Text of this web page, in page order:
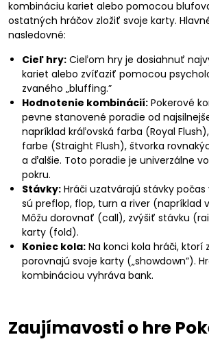
kombináciu kariet alebo pomocou
ostatných hráčov zložiť svoje karty.
nasledovné:
Cieľ hry: Cieľom hry je dosiahnuť
kariet alebo zvíťaziť pomocou
zvaného „bluffing.”
Hodnotenie kombinácií: Pokerové
pevne stanovené poradie od
napríklad kráľovská farba (Royal
farbe (Straight Flush), štvorka
a ďalšie. Toto poradie je univerzálne
pokru.
Stávky: Hráči uzatvárajú stávky
sú preflop, flop, turn a river (napríklad
Môžu dorovnať (call), zvýšiť stávku
karty (fold).
Koniec kola: Na konci kola hráči, ktorí
porovnajú svoje karty („showdown”).
kombináciou vyhráva bank.
Zaujímavosti o hre